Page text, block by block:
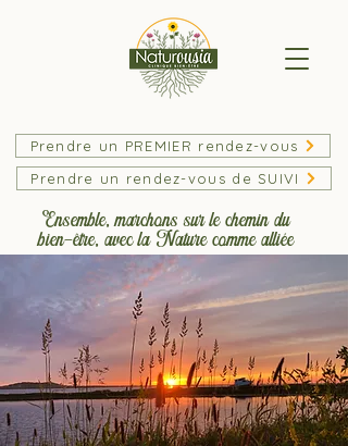
Prendre un rendez-vous de SUIVI
Prendre un PREMIER rendez-vous
Ensemble, marchons sur le chemin du
bien-être, avec la Nature comme alliée